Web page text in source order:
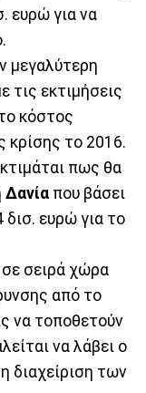
ευρώ για να
μεγαλύτερη
τις εκτιμήσεις
κόστος
κρίσης το 2016.
πως θα
Δανία που βάσει
ευρώ για το
σε σειρά χώρα
από το
να τοποθετούν
να λάβει ο
διαχείριση των